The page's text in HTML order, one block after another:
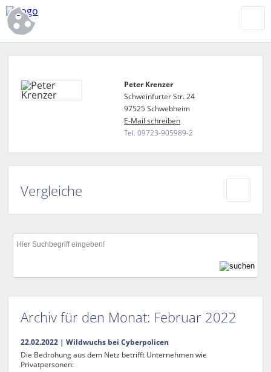
Peter Krenzer
Schweinfurter Str. 24
97525 Schwebheim
E-Mail schreiben
Tel. 09723-905989-2
Vergleiche
Archiv für den Monat: Februar 2022
22.02.2022 | Wildwuchs bei Cyberpolicen
Die Bedrohung aus dem Netz betrifft Unternehmen wie
Privatpersonen: